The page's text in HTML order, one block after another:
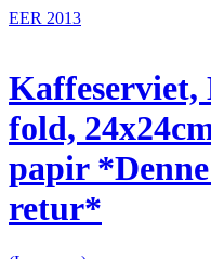
EER 2013
Kaffeserviet,
fold,
papir
retur*